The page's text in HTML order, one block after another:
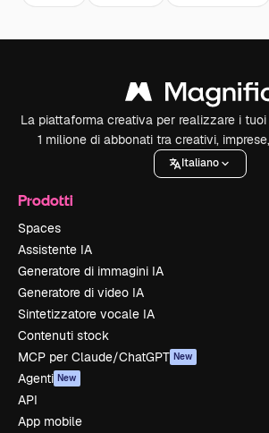
La piattaforma creativa per realizzare i
1 milione di abbonati tra creativi,
Italiano
Prodotti
Spaces
Assistente IA
Generatore di immagini IA
Generatore di video IA
Sintetizzatore vocale IA
Contenuti stock
MCP per Claude/ChatGPT New
Agenti New
API
App mobile